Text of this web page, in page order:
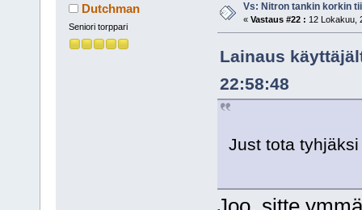
Dutchman
Seniori torppari
Vs: Nitron tankin korkin
« Vastaus #22 : 12 Lokakuu,
Lainaus
22:58:48
Just tota